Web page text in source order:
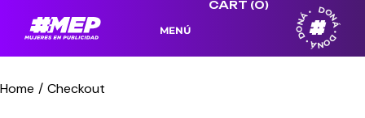
MENÚ
CART (0) DONÁ • DONÁ • DONÁ •
Home Checkout